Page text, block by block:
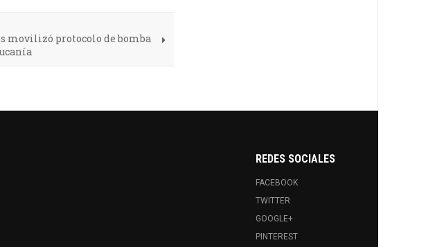
movilizó protocolo de bomba
REDES SOCIALES
FACEBOOK
TWITTER
GOOGLE+
PINTEREST